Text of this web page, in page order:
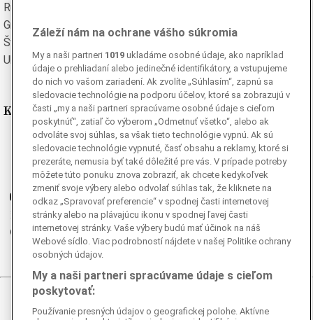
Rumunská
Grécka
Španielska
Švédska
Ukrajinská
Vietnamská
Kde nás nájdete
Facebook
Instagram
Ganjing
Youtube
Twitter
Telegram
RSS
© 2026 Epoch Times Slovensko
Záleží nám na ochrane vášho súkromia
My a naši partneri 1019 ukladáme osobné údaje, ako napríklad
údaje o prehliadaní alebo jedinečné identifikátory, a vstupujeme
do nich vo vašom zariadení. Ak zvolíte „Súhlasím“, zapnú sa
sledovacie technológie na podporu účelov, ktoré sa zobrazujú v
časti „my a naši partneri spracúvame osobné údaje s cieľom
poskytnúť“, zatiaľ čo výberom „Odmetnuť všetko“, alebo ak
odvoláte svoj súhlas, sa však tieto technológie vypnú. Ak sú
sledovacie technológie vypnuté, časť obsahu a reklamy, ktoré si
prezeráte, nemusia byť také dôležité pre vás. V prípade potreby
môžete túto ponuku znova zobraziť, ak chcete kedykoľvek
zmeniť svoje výbery alebo odvolať súhlas tak, že kliknete na
odkaz „Spravovať preferencie“ v spodnej časti internetovej
stránky alebo na plávajúcu ikonu v spodnej ľavej časti
internetovej stránky. Vaše výbery budú mať účinok na náš
Webové sídlo. Viac podrobností nájdete v našej Politike ochrany
osobných údajov.
My a naši partneri spracúvame údaje s cieľom
poskytovať:
Používanie presných údajov o geografickej polohe. Aktívne